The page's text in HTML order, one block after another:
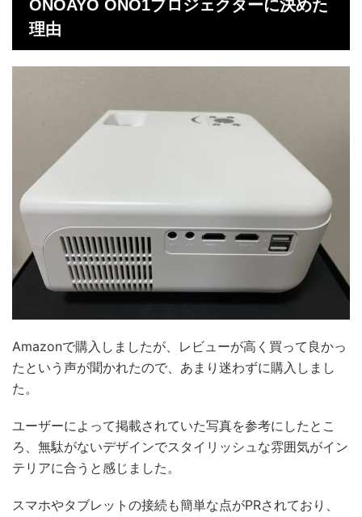
ONOAYO ONO1プロジェクターに決めた
理由
Amazonで購入しましたが、レビューが高く買って良かっ
たという声が聞かれたので、あまり迷わずに購入しまし
た。
ユーザーによって掲載されていた写真を参考にしたとこ
ろ、無駄がないデザインでスタイリッシュな雰囲気がイン
テリアに合うと感じました。
スマホやタブレットの接続も簡単な点がPRされており、